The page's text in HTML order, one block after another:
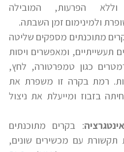
הפרעות, המובילה
ולמינימום זמן השבתה.
מתוכנתים מספקים שליטה
תעשייתיים, ומאפשרים ויסות
כגון טמפרטורה, לחץ,
רמת בקרה זו משפרת את
בזבוז ומייעלת את ניצול
: בקרים מתוכנתים
תקשורת עם מכשירים שונים,